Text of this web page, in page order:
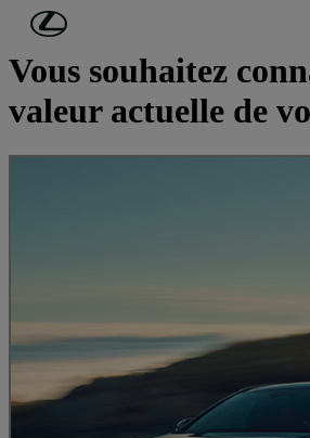
Passer au contenu principal
Vous souhaitez
valeur actuelle de